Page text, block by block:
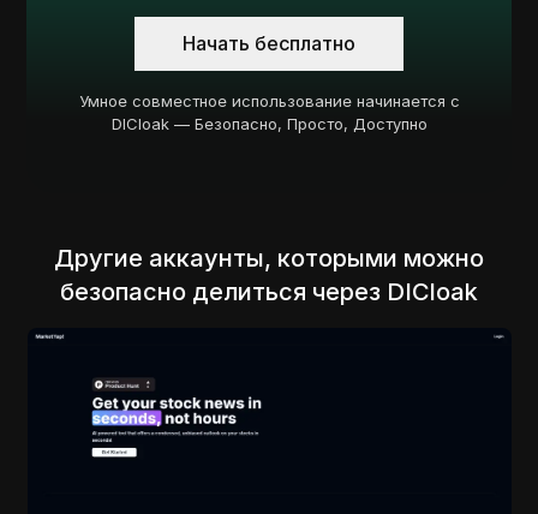
Начать бесплатно
Умное совместное использование начинается с
DICloak — Безопасно, Просто, Доступно
Другие аккаунты, которыми можно
безопасно делиться через DICloak